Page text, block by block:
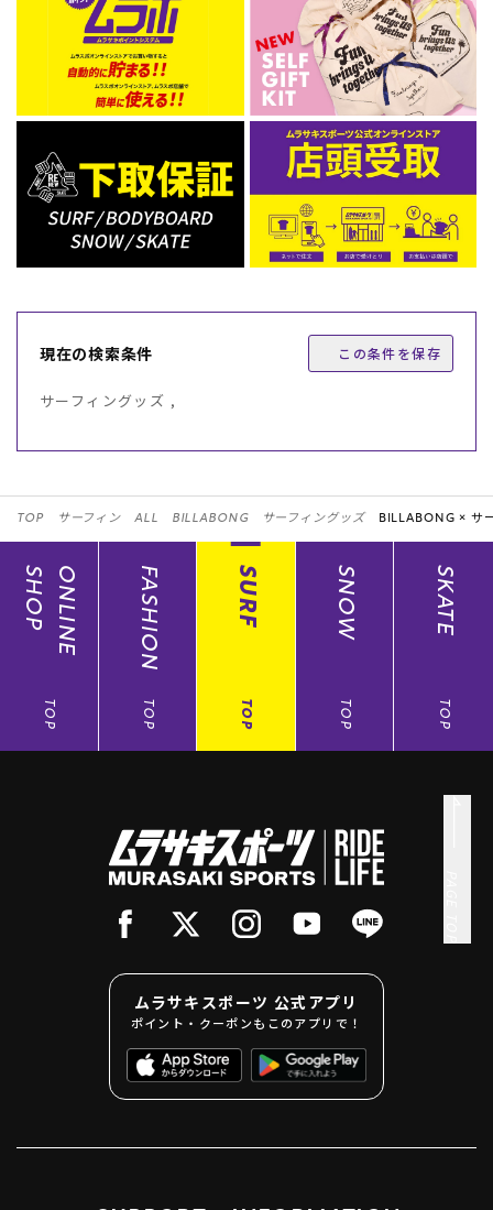
現在の検索条件 この条件を保存
サーフィングッズ ,
TOP サーフィン ALL BILLABONG サーフィングッズ BILLABONG × サ
ONLINE
SHOP
TOP
FASHION
TOP
SURF
TOP
SNOW
TOP
SKATE
TOP
ムラサキスポーツ 公式アプリ
ポイント・クーポンもこのアプリで！